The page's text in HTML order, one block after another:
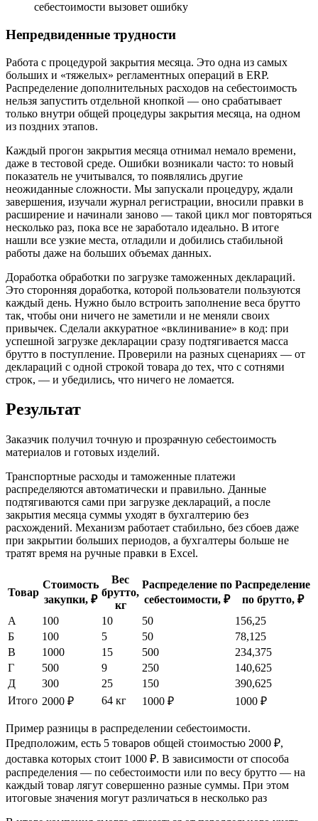
себестоимости вызовет ошибку
Непредвиденные трудности
Работа с процедурой закрытия месяца. Это одна из самых
больших и «тяжелых» регламентных операций в ERP.
Распределение дополнительных расходов на себестоимость
нельзя запустить отдельной кнопкой — оно срабатывает
только внутри общей процедуры закрытия месяца, на одном
из поздних этапов.
Каждый прогон закрытия месяца отнимал немало времени,
даже в тестовой среде. Ошибки возникали часто: то новый
показатель не учитывался, то появлялись другие
неожиданные сложности. Мы запускали процедуру, ждали
завершения, изучали журнал регистрации, вносили правки в
расширение и начинали заново — такой цикл мог повторяться
несколько раз, пока все не заработало идеально. В итоге
нашли все узкие места, отладили и добились стабильной
работы даже на больших объемах данных.
Доработка обработки по загрузке таможенных деклараций.
Это сторонняя доработка, которой пользователи пользуются
каждый день. Нужно было встроить заполнение веса брутто
так, чтобы они ничего не заметили и не меняли своих
привычек. Сделали аккуратное «вклинивание» в код: при
успешной загрузке декларации сразу подтягивается масса
брутто в поступление. Проверили на разных сценариях — от
деклараций с одной строкой товара до тех, что с сотнями
строк, — и убедились, что ничего не ломается.
Результат
Заказчик получил точную и прозрачную себестоимость
материалов и готовых изделий.
Транспортные расходы и таможенные платежи
распределяются автоматически и правильно. Данные
подтягиваются сами при загрузке деклараций, а после
закрытия месяца суммы уходят в бухгалтерию без
расхождений. Механизм работает стабильно, без сбоев даже
при закрытии больших периодов, а бухгалтеры больше не
тратят время на ручные правки в Excel.
Товар
Стоимость
закупки, ₽
Вес
брутто,
кг
Распределение по
себестоимости, ₽
Распределение
по брутто, ₽
А
100 10 50
156,25
Б
100 5 50
78,125
В
1000 15 500
234,375
Г
500 9 250
140,625
Д
300 25 150
390,625
Итого 2000 ₽ 64 кг 1000 ₽ 1000 ₽
Пример разницы в распределении себестоимости.
Предположим, есть 5 товаров общей стоимостью 2000 ₽,
доставка которых стоит 1000 ₽. В зависимости от способа
распределения — по себестоимости или по весу брутто — на
каждый товар лягут совершенно разные суммы. При этом
итоговые значения могут различаться в несколько раз